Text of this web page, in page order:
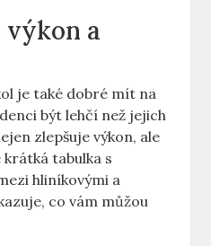
a
je také dobré mít na
být lehčí než jejich
zlepšuje výkon, ale
tabulka s
hliníkovými a
co vám můžou